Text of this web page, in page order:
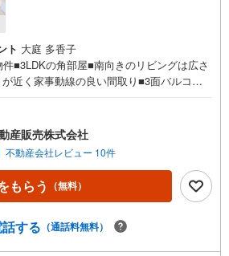
ト 大庭 多香子
■3LDKの角部屋■南向きのリビングは広さ
近く家事動線の良い間取り■3面バルコニ
株式会社 家デパのつよみ●・浜松市中央区
まで幅広い物件を取り扱っています！浜松
まかせください。新築戸建、中古戸建、中
土地をお客様のご希望に合わせてご提案い
古物件のリフォーム実績多数！中古物件を
70％という多くの方々がリフォームを行っ
きます。・キッズスペース用意しておりま
産販売株式会社
不動産会社レビュー 10件
もらう （無料）
する （通話料無料）